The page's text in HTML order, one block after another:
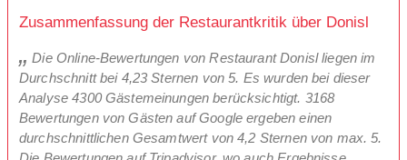
Zusammenfassung der Restaurantkritik über Donisl
Die Online-Bewertungen von Restaurant Donisl liegen im
Durchschnitt bei 4,23 Sternen von 5. Es wurden bei dieser
Analyse 4300 Gästemeinungen berücksichtigt. 3168
Bewertungen von Gästen auf Google ergeben einen
durchschnittlichen Gesamtwert von 4,2 Sternen von max. 5.